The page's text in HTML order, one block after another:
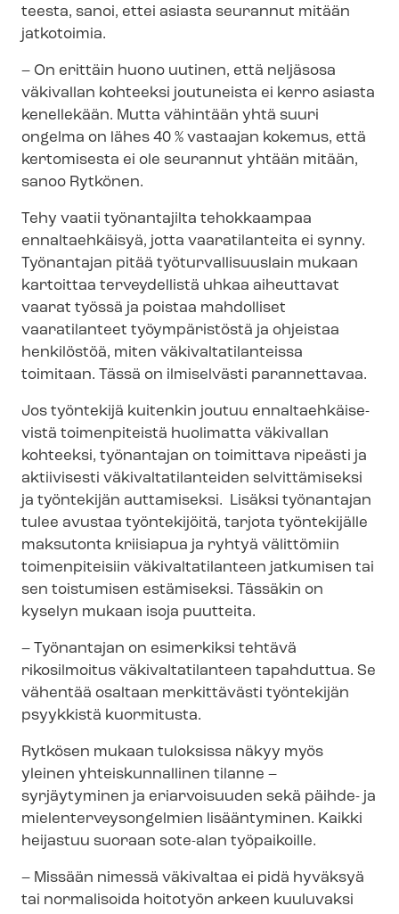
tees­ta, sanoi, ettei asiasta seurannut mitään
jatkotoimia.
– On erittäin huono uutinen, että neljäsosa
väkivallan kohteeksi joutuneista ei kerro asiasta
kenellekään. Mutta vähintään yhtä suuri
ongelma on lähes 40 % vastaajan kokemus, että
kertomisesta ei ole seurannut yhtään mitään,
sanoo Rytkönen.
Tehy vaatii työnantajilta tehokkaampaa
ennaltaehkäisyä, jotta vaaratilanteita ei synny.
Työnantajan pitää työ­tur­val­li­suus­lain mukaan
kartoittaa terveydellistä uhkaa aiheuttavat
vaarat työssä ja poistaa mahdolliset
vaaratilanteet työympäristöstä ja ohjeistaa
henkilöstöä, miten vä­ki­val­ta­ti­lan­teis­sa
toimitaan. Tässä on ilmiselvästi parannettavaa.
Jos työntekijä kuitenkin joutuu en­nal­taeh­käi­se­
vis­tä toimenpiteistä huolimatta väkivallan
kohteeksi, työnantajan on toimittava ripeästi ja
aktiivisesti vä­ki­val­ta­ti­lan­tei­den selvittämiseksi
ja työntekijän auttamiseksi. Lisäksi työnantajan
tulee avustaa työntekijöitä, tarjota työntekijälle
maksutonta kriisiapua ja ryhtyä välittömiin
toimenpiteisiin vä­ki­val­ta­ti­lan­teen jatkumisen tai
sen toistumisen estämiseksi. Tässäkin on
kyselyn mukaan isoja puutteita.
– Työnantajan on esimerkiksi tehtävä
rikosilmoitus vä­ki­val­ta­ti­lan­teen tapahduttua. Se
vähentää osaltaan merkittävästi työntekijän
psyykkistä kuormitusta.
Rytkösen mukaan tuloksissa näkyy myös
yleinen yhteiskunnallinen tilanne –
syrjäytyminen ja eriarvoisuuden sekä päihde- ja
mie­len­ter­vey­son­gel­mien lisääntyminen. Kaikki
heijastuu suoraan sote-alan työpaikoille.
– Missään nimessä väkivaltaa ei pidä hyväksyä
tai normalisoida hoitotyön arkeen kuuluvaksi